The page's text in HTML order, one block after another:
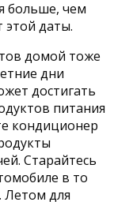
больше, чем
этой даты.
домой тоже
дни
достигать
питания
кондиционер
Старайтесь
в то
Летом для